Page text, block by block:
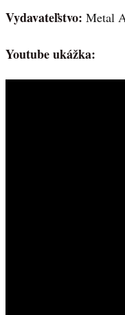
Vydavateľstvo: Metal
Youtube ukážka: